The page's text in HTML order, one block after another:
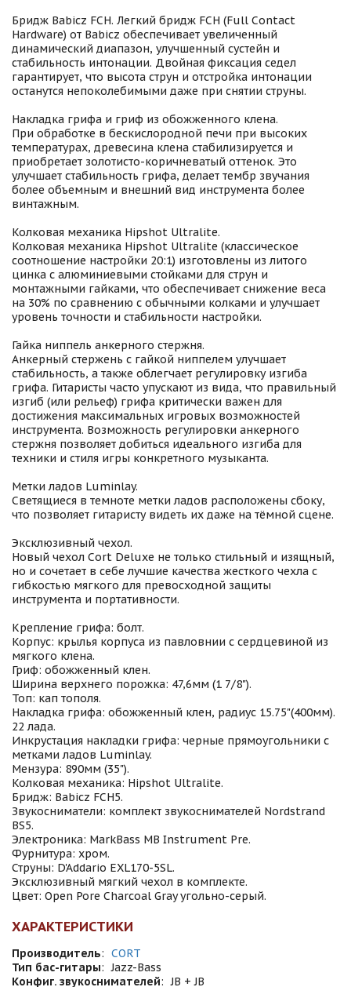
Бридж Babicz FCH. Легкий бридж FCH (Full Contact
Hardware) от Babicz обеспечивает увеличенный
динамический диапазон, улучшенный сустейн и
стабильность интонации. Двойная фиксация седел
гарантирует, что высота струн и отстройка интонации
останутся непоколебимыми даже при снятии струны.
Накладка грифа и гриф из обожженного клена.
При обработке в бескислородной печи при высоких
температурах, древесина клена стабилизируется и
приобретает золотисто-коричневатый оттенок. Это
улучшает стабильность грифа, делает тембр звучания
более объемным и внешний вид инструмента более
винтажным.
Колковая механика Hipshot Ultralite.
Колковая механика Hipshot Ultralite (классическое
соотношение настройки 20:1) изготовлены из литого
цинка с алюминиевыми стойками для струн и
монтажными гайками, что обеспечивает снижение веса
на 30% по сравнению с обычными колками и улучшает
уровень точности и стабильности настройки.
Гайка ниппель анкерного стержня.
Анкерный стержень с гайкой ниппелем улучшает
стабильность, а также облегчает регулировку изгиба
грифа. Гитаристы часто упускают из вида, что правильный
изгиб (или рельеф) грифа критически важен для
достижения максимальных игровых возможностей
инструмента. Возможность регулировки анкерного
стержня позволяет добиться идеального изгиба для
техники и стиля игры конкретного музыканта.
Метки ладов Luminlay.
Светящиеся в темноте метки ладов расположены сбоку,
что позволяет гитаристу видеть их даже на тёмной сцене.
Эксклюзивный чехол.
Новый чехол Cort Deluxe не только стильный и изящный,
но и сочетает в себе лучшие качества жесткого чехла с
гибкостью мягкого для превосходной защиты
инструмента и портативности.
Крепление грифа: болт.
Корпус: крылья корпуса из павловнии с сердцевиной из
мягкого клена.
Гриф: обожженный клен.
Ширина верхнего порожка: 47,6мм (1 7/8").
Топ: кап тополя.
Накладка грифа: обожженный клен, радиус 15.75"(400мм).
22 лада.
Инкрустация накладки грифа: черные прямоугольники с
метками ладов Luminlay.
Мензура: 890мм (35").
Колковая механика: Hipshot Ultralite.
Бридж: Babicz FCH5.
Звукосниматели: комплект звукоснимателей Nordstrand
BS5.
Электроника: MarkBass MB Instrument Pre.
Фурнитура: хром.
Струны: D'Addario EXL170-5SL.
Экcклюзивный мягкий чехол в комплекте.
Цвет: Open Pore Charcoal Gray угольно-серый.
ХАРАКТЕРИСТИКИ
Производитель: CORT
Тип бас-гитары: Jazz-Bass
Конфиг. звукоснимателей: JB + JB